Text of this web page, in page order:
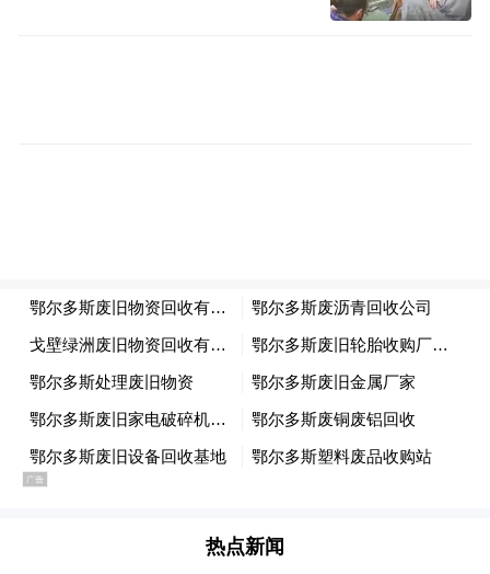
罗德劳尔认为，完善中间价报价仅是迈向灵
策以及金融改革方面所取得的进展表示了充
分的肯定。在这样的基调之下，相信我国将
在人民币纳入SDR等方面得到IMF的积极配
合。
观点
马骏：IMF对中国经济预测偏谨慎一些
热点新闻